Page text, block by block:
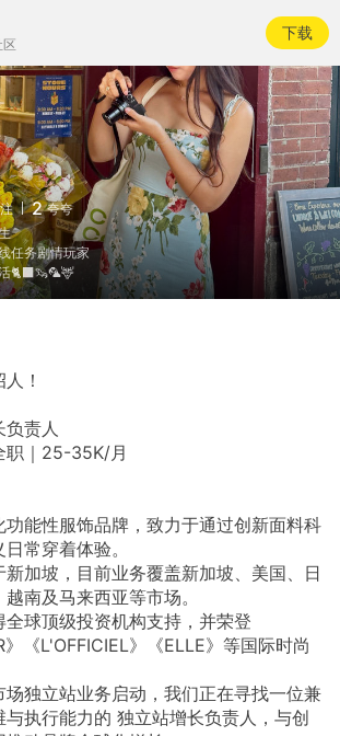
下载
2 夸夸
任务剧情玩家
🐈‍⬛🦦🦜🦌
！
负责人
职｜25-35K/月
功能性服饰品牌，致力于通过创新面料科
常穿着体验。
新加坡，目前业务覆盖新加坡、美国、日
南及马来西亚等市场。
全球顶级投资机构支持，并荣登
》《L'OFFICIEL》《ELLE》等国际时尚
场独立站业务启动，我们正在寻找一位兼
与执行能力的 独立站增长负责人，与创